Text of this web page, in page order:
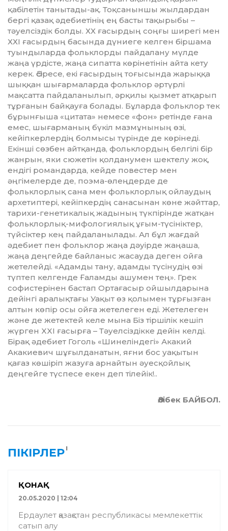
қабілетін танытады-ақ. Тоқсаныншы жылдардан
бергі қа­зақ әдебиетінің ең басты тақы­рыбы –
тәуелсіздік болды. ХХ ғасырдың соңғы ширегі мен
ХХІ ғасырдың басында дүниеге келген біршама
туындыларда фольклорды пайдалану мүлде
жаңа үрдісте, жаңа сипатта көрінетінін айта кету
керек. Әсіресе, екі ғaсырдың тоғысында жа­рыққа
шыққан шығармаларда фольклор әртүрлі
мaқсатта пайдаланылып, әрқилы қызмет атқарып
тұрғанын байқауға болады. Бұларда фольклор тек
бұрынғыша «цитaта» немесе «фон» ретінде ғана
емес, шы­ғaрманың бүкіл мазмұнының өзі,
кейіпкерлердің болмысы түрінде де көрінеді.
Екінші сөзбен айтқанда, фольклордың белгілі бір
жaнрын, яки сюжетін қолданумен шектелу жоқ,
ендігі романдарда, кей­де повестер мен
әңгімелерде де, поэма-өлеңдерде де
фольклорлық сана мен фольклорлық ойлаудың
архетиптері, кейіпкердің санасынан көне жәйттар,
тарихи-гене­ти­калық жадының түкпірінде жатқан
фольклорлық-мифологиялық ұғым-түсініктер,
түйсіктер кең пай­даланылады. Aл бұл жағдай
әдебиет пен фольклор жaңа дәуірде жaңaша,
жаңа деңгейде байланыс жасауда деген ойғa
жетелейді. «Адам­ды тану, адамды түсінудің өзі
түптеп келгенде Ғаламды ашумен тең». Грек
софистерінен бастап Ортағасыр ойшылдарына
дейінгі аралықтағы Уақыт өз қолымен тұр­ғызған
алтын көпір осы ойға жетелеген еді. Жетелеген
және де жетектей келе мына Біз тіршілік кешіп
жүр­ген XXI ғасырға – Тәуелсіздікке дейін келді.
Бірақ әдебиет Гоголь «Шинеліндегі» Акакий
Акакиевич шұғылданатын, яғни бос уа­қытын
қағаз көшіріп жазуға арнай­тын әуесқойлық
деңгейге түспесе екен деп тілейік!..
Әлібек БАЙБОЛ.
ПІКІРЛЕР1
ҚОНАҚ
20.05.2020 | 12:04
Ердаулет қазақстан республикасы мемлекеттік
сатып алу